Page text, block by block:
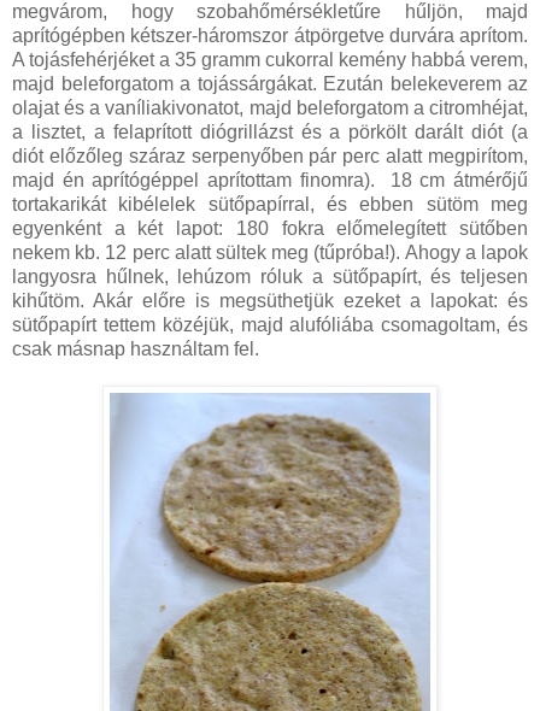
megvárom, hogy szobahőmérsékletűre hűljön, majd
aprítógépben kétszer-háromszor átpörgetve durvára aprítom.
A tojásfehérjéket a 35 gramm cukorral kemény habbá verem,
majd beleforgatom a tojássárgákat. Ezután belekeverem az
olajat és a vaníliakivonatot, majd beleforgatom a citromhéjat,
a lisztet, a felaprított diógrillázst és a pörkölt darált diót (a
diót előzőleg száraz serpenyőben pár perc alatt megpirítom,
majd én aprítógéppel aprítottam finomra). 18 cm átmérőjű
tortakarikát kibélelek sütőpapírral, és ebben sütöm meg
egyenként a két lapot: 180 fokra előmelegített sütőben
nekem kb. 12 perc alatt sültek meg (tűpróba!). Ahogy a lapok
langyosra hűlnek, lehúzom róluk a sütőpapírt, és teljesen
kihűtöm. Akár előre is megsüthetjük ezeket a lapokat: és
sütőpapírt tettem közéjük, majd alufóliába csomagoltam, és
csak másnap használtam fel.